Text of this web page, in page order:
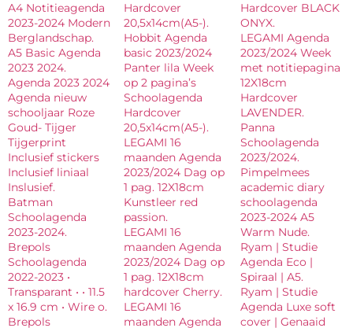
A4 Notitieagenda
2023-2024 Modern
Berglandschap.
A5 Basic Agenda
2023 2024.
Agenda 2023 2024
Agenda nieuw
schooljaar Roze
Goud- Tijger
Tijgerprint
Inclusief stickers
Inclusief liniaal
Inslusief.
Batman
Schoolagenda
2023-2024.
Brepols
Schoolagenda
2022-2023 •
Transparant • • 11.5
x 16.9 cm • Wire o.
Brepols
Hardcover
20,5x14cm(A5-).
Hobbit Agenda
basic 2023/2024
Panter lila Week
op 2 pagina’s
Schoolagenda
Hardcover
20,5x14cm(A5-).
LEGAMI 16
maanden Agenda
2023/2024 Dag op
1 pag. 12X18cm
Kunstleer red
passion.
LEGAMI 16
maanden Agenda
2023/2024 Dag op
1 pag. 12X18cm
hardcover Cherry.
LEGAMI 16
maanden Agenda
Hardcover BLACK
ONYX.
LEGAMI Agenda
2023/2024 Week
met notitiepagina
12X18cm
Hardcover
LAVENDER.
Panna
Schoolagenda
2023/2024.
Pimpelmees
academic diary
schoolagenda
2023-2024 A5
Warm Nude.
Ryam | Studie
Agenda Eco |
Spiraal | A5.
Ryam | Studie
Agenda Luxe soft
cover | Genaaid